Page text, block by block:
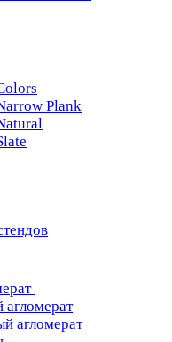
Plank
агломерат